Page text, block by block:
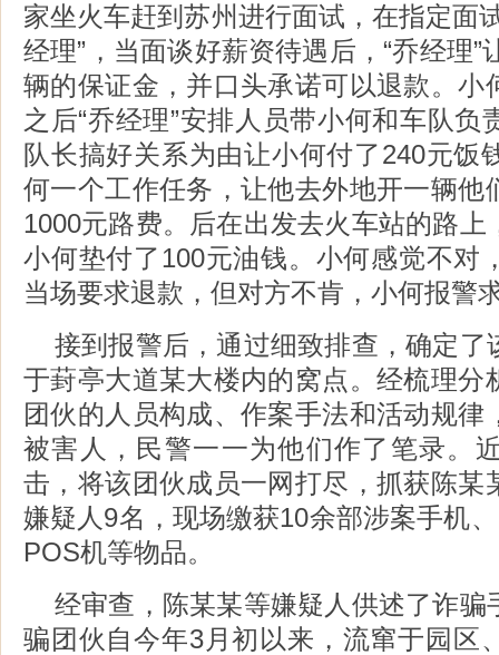
家坐火车赶到苏州进行面试，在指定面
经理”，当面谈好薪资待遇后，“乔经理
辆的保证金，并口头承诺可以退款。小
之后“乔经理”安排人员带小何和车队负
队长搞好关系为由让小何付了240元饭
何一个工作任务，让他去外地开一辆他
1000元路费。后在出发去火车站的路
小何垫付了100元油钱。小何感觉不对
当场要求退款，但对方不肯，小何报警
接到报警后，通过细致排查，确定了
于葑亭大道某大楼内的窝点。经梳理分
团伙的人员构成、作案手法和活动规律
被害人，民警一一为他们作了笔录。
击，将该团伙成员一网打尽，抓获陈某
嫌疑人9名，现场缴获10余部涉案手机
POS机等物品。
经审查，陈某某等嫌疑人供述了诈骗
骗团伙自今年3月初以来，流窜于园区